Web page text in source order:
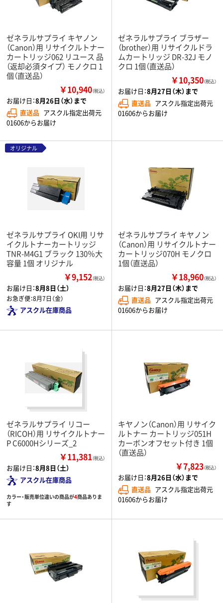
ゼネラルサプライ キヤノン
（Canon）用 リサイクルトナー
カートリッジ062 リユース 品
（返却必須タイプ） モノクロ 1
個（直送品）
￥10,940（税込）
お届け日：8月26日（水）まで
直送品 アスクル指定出荷元
01606からお届け
ゼネラルサプライ ブラザー
（brother）用 リサイクルドラ
ムカートリッジ DR-32J モノ
クロ 1個（直送品）
￥10,350（税込）
お届け日：8月27日（木）まで
直送品 アスクル指定出荷元
01606からお届け
オリジナル
ゼネラルサプライ OKI用 リサ
イクルトナーカートリッジ
TNR-M4G1 ブラック 130％大
容量 1個 オリジナル
￥9,152（税込）
お届け日：8月8日（土）
お急ぎ便：8月7日（金）
アスクル在庫商品
ゼネラルサプライ キヤノン
（Canon）用 リサイクルトナー
カートリッジ070H モノクロ
1個（直送品）
￥18,960（税込）
お届け日：8月27日（木）まで
直送品 アスクル指定出荷元
01606からお届け
ゼネラルサプライ リコー
（RICOH）用 リサイクルトナー
P C6000Hシリーズ_2
￥11,381（税込）
お届け日：8月8日（土）
アスクル在庫商品
カラー・販売単位違いの商品が4商品ありま
す
キヤノン（Canon）用 リサイク
ルトナー カートリッジ051H
カーボンオフセット付き 1個
（直送品）
￥7,823（税込）
お届け日：8月26日（水）まで
直送品 アスクル指定出荷元
01606からお届け